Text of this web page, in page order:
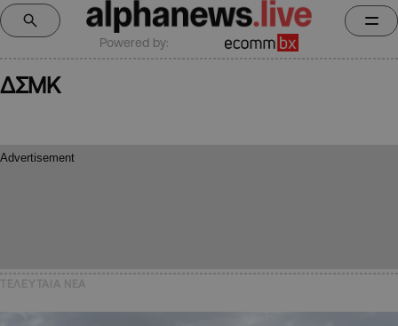
Powered by:
ΔΣΜΚ